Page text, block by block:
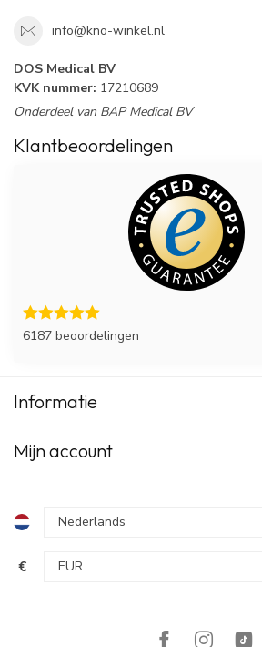
info@kno-winkel.nl
DOS Medical BV
KVK nummer: 17210689
Onderdeel van BAP Medical BV
Klantbeoordelingen
6187 beoordelingen
Informatie
Mijn account
€